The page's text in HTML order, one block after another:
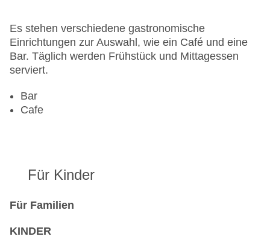
Es stehen verschiedene gastronomische
Einrichtungen zur Auswahl, wie ein Café und eine
Bar. Täglich werden Frühstück und Mittagessen
serviert.
Bar
Cafe
Für Kinder
Für Familien
KINDER